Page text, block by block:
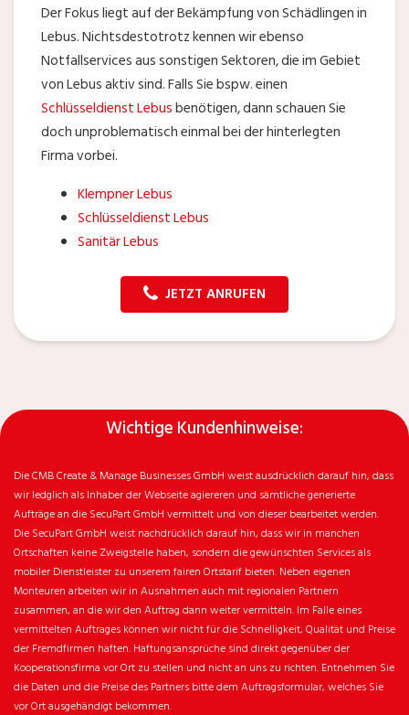
Der Fokus liegt auf der Bekämpfung von Schädlingen in
Lebus. Nichtsdestotrotz kennen wir ebenso
Notfallservices aus sonstigen Sektoren, die im Gebiet
von Lebus aktiv sind. Falls Sie bspw. einen
Schlüsseldienst Lebusbenötigen, dann schauen Sie
doch unproblematisch einmal bei der hinterlegten
Firma vorbei.
Klempner Lebus
Schlüsseldienst Lebus
Sanitär Lebus
JETZT ANRUFEN
Wichtige Kundenhinweise:
Die CMB Create & Manage Businesses GmbH weist ausdrücklich darauf hin, dass
wir ledglich als Inhaber der Webseite agiereren und sämtliche generierte
Aufträge an die SecuPart GmbH vermittelt und von dieser bearbeitet werden.
Die SecuPart GmbH weist nachdrücklich darauf hin, dass wir in manchen
Ortschaften keine Zweigstelle haben, sondern die gewünschten Services als
mobiler Dienstleister zu unserem fairen Ortstarif bieten. Neben eigenen
Monteuren arbeiten wir in Ausnahmen auch mit regionalen Partnern
zusammen, an die wir den Auftrag dann weiter vermitteln. Im Falle eines
vermittelten Auftrages können wir nicht für die Schnelligkeit, Qualität und Preise
der Fremdfirmen haften. Haftungsansprüche sind direkt gegenüber der
Kooperationsfirma vor Ort zu stellen und nicht an uns zu richten. Entnehmen Sie
die Daten und die Preise des Partners bitte dem Auftragsformular, welches Sie
vor Ort ausgehändigt bekommen.